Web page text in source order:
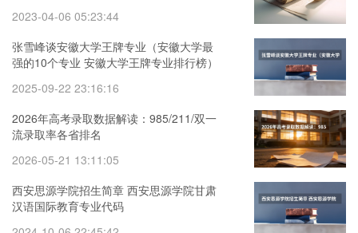
2023-04-06 05:23:44
张雪峰谈安徽大学王牌专业（安徽大学最
强的10个专业 安徽大学王牌专业排行榜）
2025-09-22 23:16:16
2026年高考录取数据解读：985/211/双一
流录取率各省排名
2026-05-21 13:11:05
西安思源学院招生简章 西安思源学院甘肃
汉语国际教育专业代码